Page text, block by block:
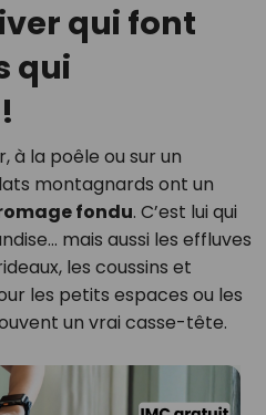
qui font
qui
à la poêle ou sur un
montagnards ont un
fondu. C’est lui qui
mais aussi les effluves
les coussins et
les petits espaces ou les
un vrai casse-tête.